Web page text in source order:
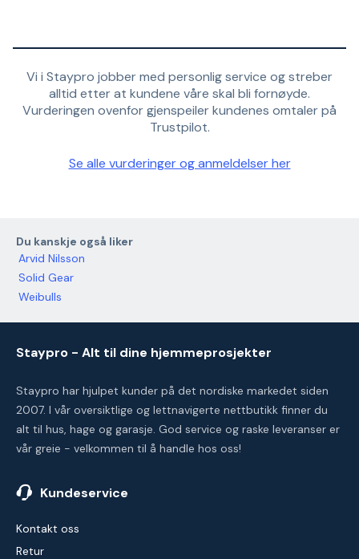
Vi i Staypro jobber med personlig service og streber
alltid etter at kundene våre skal bli fornøyde.
Vurderingen ovenfor gjenspeiler kundenes omtaler på
Trustpilot.
Se alle vurderinger og anmeldelser her
Du kanskje også liker
Arvid Nilsson
Solid Gear
Weibulls
Staypro - Alt til dine hjemmeprosjekter
Staypro har hjulpet kunder på det nordiske markedet siden
2007. I vår oversiktlige og lettnavigerte nettbutikk finner du
alt til hus, hage og garasje. God service og raske leveranser er
vår greie - velkommen til å handle hos oss!
Kundeservice
Kontakt oss
Retur